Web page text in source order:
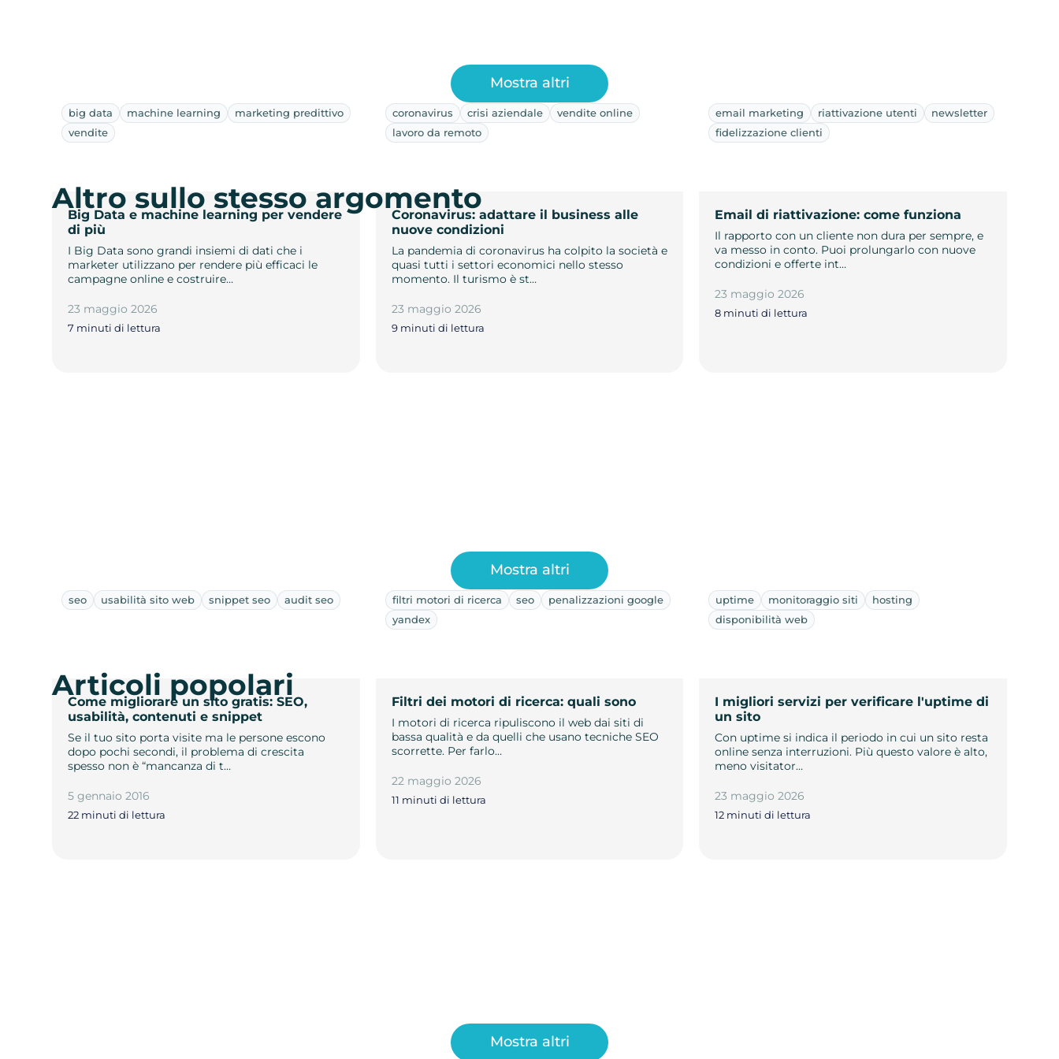
big data machine learning
marketing predittivo
vendite
Big Data e machine learning per vendere
di più
I Big Data sono grandi insiemi di dati che i
marketer utilizzano per rendere più efficaci le
campagne online e costruire…
23 maggio 2026
7 minuti di lettura
coronavirus crisi aziendale
vendite online
lavoro da remoto
Coronavirus: adattare il business alle
nuove condizioni
La pandemia di coronavirus ha colpito la società e
quasi tutti i settori economici nello stesso
momento. Il turismo è st…
23 maggio 2026
9 minuti di lettura
email marketing riattivazione utenti
newsletter
fidelizzazione clienti
Email di riattivazione: come funziona
Il rapporto con un cliente non dura per sempre, e
va messo in conto. Puoi prolungarlo con nuove
condizioni e offerte int…
23 maggio 2026
8 minuti di lettura
Mostra altri
Altro sullo stesso argomento
seo usabilità sito web snippet seo audit seo
Come migliorare un sito gratis: SEO,
usabilità, contenuti e snippet
Se il tuo sito porta visite ma le persone escono
dopo pochi secondi, il problema di crescita
spesso non è “mancanza di t…
5 gennaio 2016
22 minuti di lettura
filtri motori di ricerca seo
penalizzazioni google
yandex
Filtri dei motori di ricerca: quali sono
I motori di ricerca ripuliscono il web dai siti di
bassa qualità e da quelli che usano tecniche SEO
scorrette. Per farlo…
22 maggio 2026
11 minuti di lettura
uptime monitoraggio siti
hosting
disponibilità web
I migliori servizi per verificare l'uptime di
un sito
Con uptime si indica il periodo in cui un sito resta
online senza interruzioni. Più questo valore è alto,
meno visitator…
23 maggio 2026
12 minuti di lettura
Mostra altri
Articoli popolari
Mostra altri